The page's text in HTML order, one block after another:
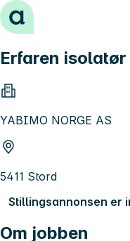
Hopp til innhold
Erfaren
YABIMO NORGE AS
5411 Stord
Stillingsannonsen er
Om jobben